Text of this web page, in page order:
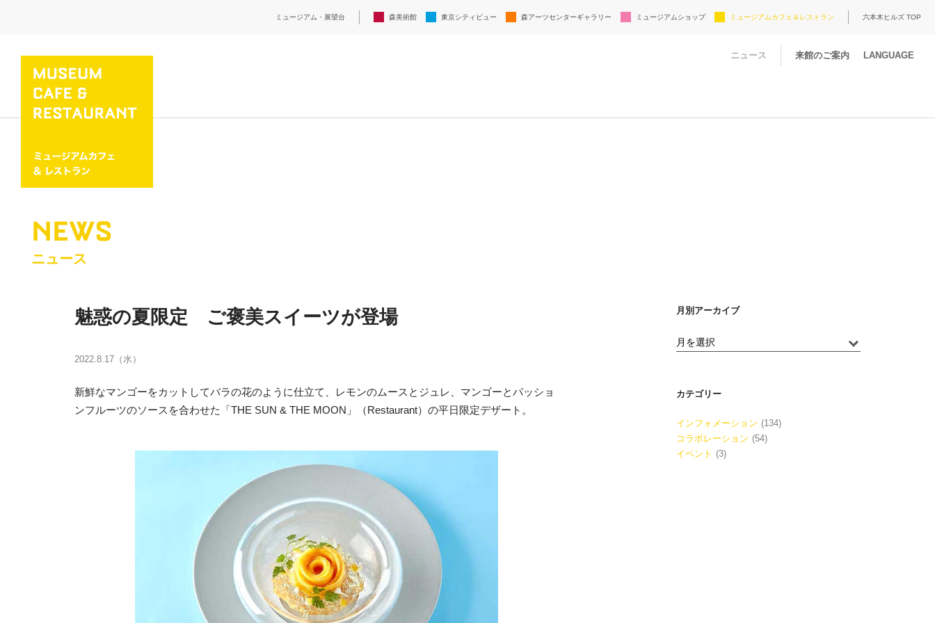
ミュージアム・展望台 森美術館 東京シティビュー 森アーツセンターギャラリー ミュージアムショップ ミュージアムカフェ＆レストラン 六本木ヒルズ TOP
ニュース 来館のご案内 LANGUAGE
NEWS
ニュース
魅惑の夏限定 ご褒美スイーツが登場
2022.8.17（水）
新鮮なマンゴーをカットしてバラの花のように仕立て、レモンのムースとジュレ、マンゴーとパッショ
ンフルーツのソースを合わせた「THE SUN & THE MOON」（Restaurant）の平日限定デザート。
月別アーカイブ
カテゴリー
インフォメーション (134)
コラボレーション (54)
イベント (3)